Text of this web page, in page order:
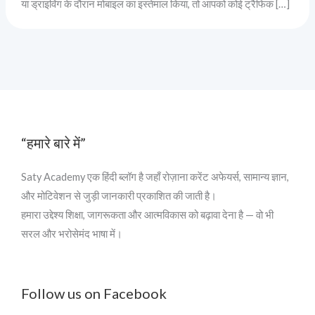
या ड्राइविंग के दौरान मोबाइल का इस्तेमाल किया, तो आपको कोई ट्रैफिक […]
“हमारे बारे में”
Saty Academy एक हिंदी ब्लॉग है जहाँ रोज़ाना करेंट अफेयर्स, सामान्य ज्ञान,
और मोटिवेशन से जुड़ी जानकारी प्रकाशित की जाती है।
हमारा उद्देश्य शिक्षा, जागरूकता और आत्मविकास को बढ़ावा देना है — वो भी
सरल और भरोसेमंद भाषा में।
Follow us on Facebook